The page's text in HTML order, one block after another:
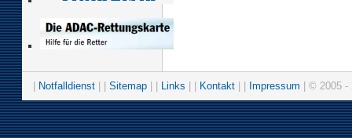
Notfalldienst Sitemap Links Kontakt Impressum | © 2005 -